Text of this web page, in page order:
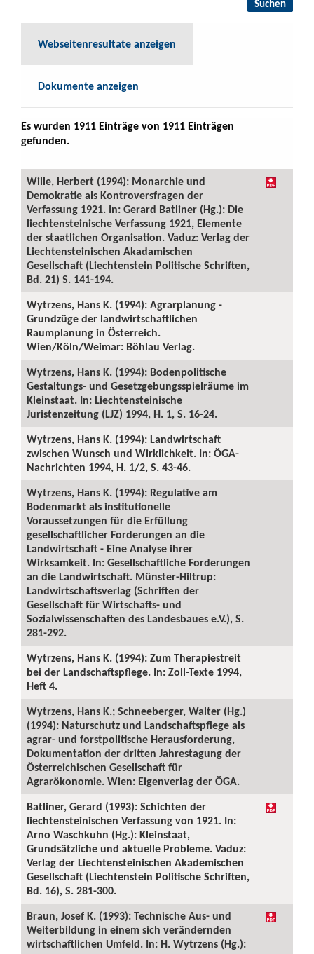
Webseitenresultate anzeigen
Dokumente anzeigen
Es wurden 1911 Einträge von 1911 Einträgen
gefunden.
Wille, Herbert (1994): Monarchie und
Demokratie als Kontroversfragen der
Verfassung 1921. In: Gerard Batliner (Hg.): Die
liechtensteinische Verfassung 1921, Elemente
der staatlichen Organisation. Vaduz: Verlag der
Liechtensteinischen Akadamischen
Gesellschaft (Liechtenstein Politische Schriften,
Bd. 21) S. 141-194.
Wytrzens, Hans K. (1994): Agrarplanung -
Grundzüge der landwirtschaftlichen
Raumplanung in Österreich.
Wien/Köln/Weimar: Böhlau Verlag.
Wytrzens, Hans K. (1994): Bodenpolitische
Gestaltungs- und Gesetzgebungsspielräume im
Kleinstaat. In: Liechtensteinische
Juristenzeitung (LJZ) 1994, H. 1, S. 16-24.
Wytrzens, Hans K. (1994): Landwirtschaft
zwischen Wunsch und Wirklichkeit. In: ÖGA-
Nachrichten 1994, H. 1/2, S. 43-46.
Wytrzens, Hans K. (1994): Regulative am
Bodenmarkt als institutionelle
Voraussetzungen für die Erfüllung
gesellschaftlicher Forderungen an die
Landwirtschaft - Eine Analyse ihrer
Wirksamkeit. In: Gesellschaftliche Forderungen
an die Landwirtschaft. Münster-Hiltrup:
Landwirtschaftsverlag (Schriften der
Gesellschaft für Wirtschafts- und
Sozialwissenschaften des Landesbaues e.V.), S.
281-292.
Wytrzens, Hans K. (1994): Zum Therapiestreit
bei der Landschaftspflege. In: Zoll-Texte 1994,
Heft 4.
Wytrzens, Hans K.; Schneeberger, Walter (Hg.)
(1994): Naturschutz und Landschaftspflege als
agrar- und forstpolitische Herausforderung,
Dokumentation der dritten Jahrestagung der
Österreichischen Gesellschaft für
Agrarökonomie. Wien: Eigenverlag der ÖGA.
Batliner, Gerard (1993): Schichten der
liechtensteinischen Verfassung von 1921. In:
Arno Waschkuhn (Hg.): Kleinstaat,
Grundsätzliche und aktuelle Probleme. Vaduz:
Verlag der Liechtensteinischen Akademischen
Gesellschaft (Liechtenstein Politische Schriften,
Bd. 16), S. 281-300.
Braun, Josef K. (1993): Technische Aus- und
Weiterbildung in einem sich verändernden
wirtschaftlichen Umfeld. In: H. Wytrzens (Hg.):